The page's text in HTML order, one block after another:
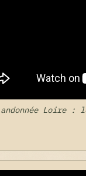
andonnée Loire :